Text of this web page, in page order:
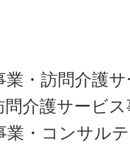
業・訪問介護
問介護サービ
業・コンサル